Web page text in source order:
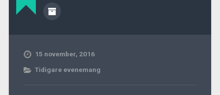
15 november, 2016
Tidigare evenemang